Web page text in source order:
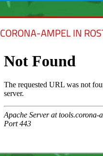
CORONA-AMPEL IN